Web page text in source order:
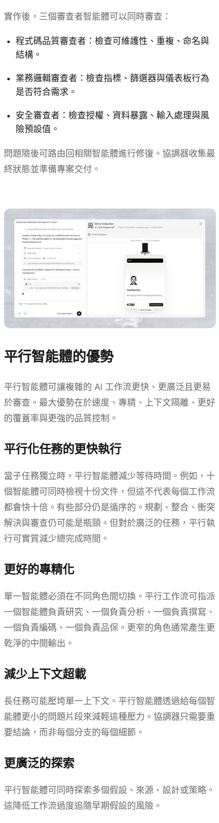
實作後，三個審查者智能體可以同時審查：
程式碼品質審查者：檢查可維護性、重複、命名與
結構。
業務邏輯審查者：檢查指標、篩選器與儀表板行為
是否符合需求。
安全審查者：檢查授權、資料暴露、輸入處理與風
險預設值。
問題隨後可路由回相關智能體進行修復。協調器收集最
終狀態並準備專案交付。
平行智能體的優勢
平行智能體可讓複雜的 AI 工作流更快、更廣泛且更易
於審查。最大優勢在於速度、專精、上下文隔離、更好
的覆蓋率與更強的品質控制。
平行化任務的更快執行
當子任務獨立時，平行智能體減少等待時間。例如，十
個智能體可同時檢視十份文件，但這不代表每個工作流
都會快十倍。有些部分仍是循序的。規劃、整合、衝突
解決與審查仍可能是瓶頸。但對於廣泛的任務，平行執
行可實質減少總完成時間。
更好的專精化
單一智能體必須在不同角色間切換。平行工作流可指派
一個智能體負責研究、一個負責分析、一個負責撰寫、
一個負責編碼、一個負責品保。更窄的角色通常產生更
乾淨的中間輸出。
減少上下文超載
長任務可能壓垮單一上下文。平行智能體透過給每個智
能體更小的問題片段來減輕這種壓力。協調器只需要重
要結論，而非每個分支的每個細節。
更廣泛的探索
平行智能體可同時探索多個假設、來源、設計或策略。
這降低工作流過度追隨早期假設的風險。